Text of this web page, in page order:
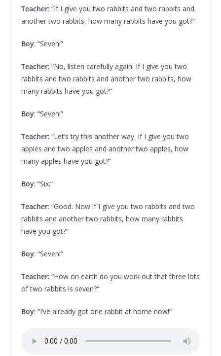
Teacher: “If I give you two rabbits and two rabbits and
another two rabbits, how many rabbits have you got?”
Boy: “Seven!”
Teacher: “No, listen carefully again. If I give you two
rabbits and two rabbits and another two rabbits, how
many rabbits have you got?”
Boy: “Seven!”
Teacher: “Let’s try this another way. If I give you two
apples and two apples and another two apples, how
many apples have you got?”
Boy: “Six.”
Teacher: “Good. Now if I give you two rabbits and two
rabbits and another two rabbits, how many rabbits
have you got?”
Boy: “Seven!”
Teacher: “How on earth do you work out that three lots
of two rabbits is seven?”
Boy: “I’ve already got one rabbit at home now!”